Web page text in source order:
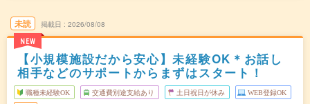
未読
NEW
掲載日 2026/08/08
【小規模施設だから安心】未経験OK＊お話し
相手などのサポートからまずはスタート！
職種未経験OK 交通費別途支給あり 土日祝日が休み WEB登録OK